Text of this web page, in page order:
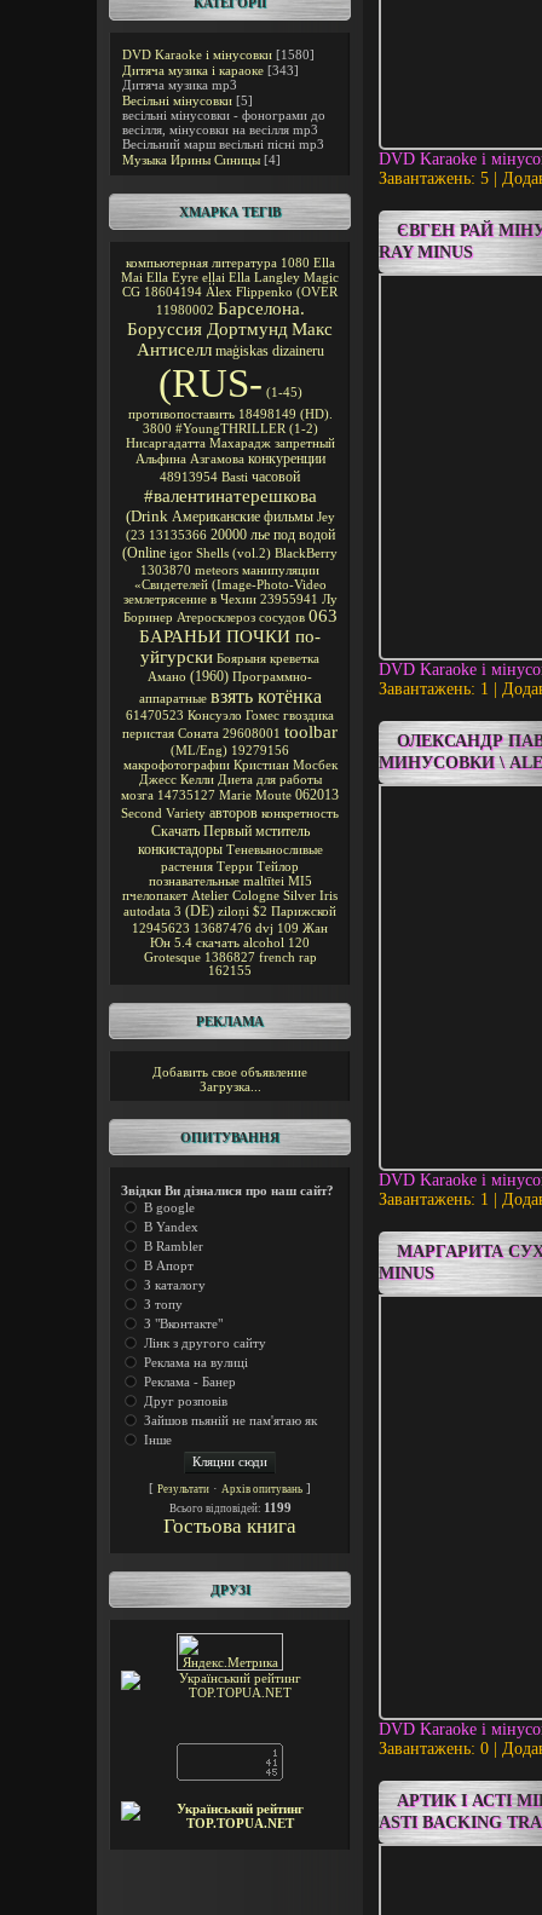
DVD Karaoke і мінусовки [1580]
Дитяча музика і караоке [343]
Дитяча музика mp3
Весільні мінусовки [5]
весільні мінусовки - фонограми до
весілля, мінусовки на весілля mp3
Весільний марш весільні пісні mp3
Музыка Ирины Синицы [4]
ХМАРКА ТЕГІВ
компьютерная литература 1080 Ella
Mai Ella Eyre eļļai Ella Langley Magic
CG 18604194 Alex Flippenko (OVER
11980002 Барселона.
Боруссия Дортмунд Макс
Антиселл maģiskas dizaineru
(RUS- (1-45)
противопоставить 18498149 (HD).
3800 #YoungTHRILLER (1-2)
Нисаргадатта Махарадж запретный
Альфина Азгамова конкуренции
48913954 Basti часовой
#валентинатерешкова
(Drink Американские фильмы Jey
(23 13135366 20000 лье под водой
(Online igor Shells (vol.2) BlackBerry
1303870 meteors манипуляции
«Свидетелей (Image-Photo-Video
землетрясение в Чехии 23955941 Лу
Боринер Атеросклероз сосудов 063
БАРАНЬИ ПОЧКИ по-
уйгурски Боярыня креветка
Амано (1960) Программно-
аппаратные взять котёнка
61470523 Консуэло Гомес гвоздика
перистая Соната 29608001 toolbar
(ML/Eng) 19279156
макрофотографии Кристиан Мосбек
Джесс Келли Диета для работы
мозга 14735127 Marie Moute 062013
Second Variety авторов конкретность
Скачать Первый мститель
конкистадоры Теневыносливые
растения Терри Тейлор
познавательные maltītei MI5
пчелопакет Atelier Cologne Silver Iris
autodata 3 (DE) ziloņi $2 Парижской
12945623 13687476 dvj 109 Жан
Юн 5.4 скачать alcohol 120
Grotesque 1386827 french rap
162155
РЕКЛАМА
Добавить свое объявление
Загрузка...
ОПИТУВАННЯ
Звідки Ви дізналися про наш сайт?
В google
В Yandex
В Rambler
В Апорт
З каталогу
З топу
З "Вконтакте"
Лінк з другого сайту
Реклама на вулиці
Реклама - Банер
Друг розповів
Зайшов пьяній не пам'ятаю як
Інше
[ Результати · Архів опитувань ]
Всього відповідей: 1199
Гостьова книга
ДРУЗІ
DVD Karaoke і
Завантажень: 5 |
ЄВГЕН РАЙ
RAY MINUS
DVD Karaoke і
Завантажень: 1 |
ОЛЕКСАНДР
МИНУСОВКИ \
DVD Karaoke і
Завантажень: 1 |
МАРГАРИТА
MINUS
DVD Karaoke і
Завантажень: 0 |
АРТИК І АСТІ
ASTI BACKING